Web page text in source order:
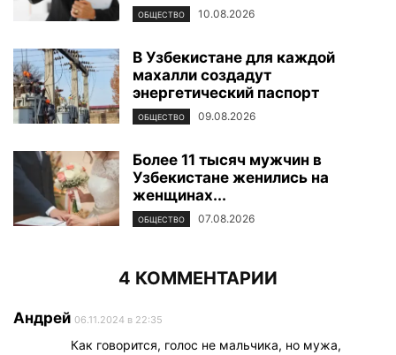
ОБЩЕСТВО 10.08.2026
В Узбекистане для каждой
махалли создадут
энергетический паспорт
ОБЩЕСТВО 09.08.2026
Более 11 тысяч мужчин в
Узбекистане женились на
женщинах...
ОБЩЕСТВО 07.08.2026
4 КОММЕНТАРИИ
Андрей 06.11.2024 в 22:35
Как говорится, голос не мальчика, но мужа,